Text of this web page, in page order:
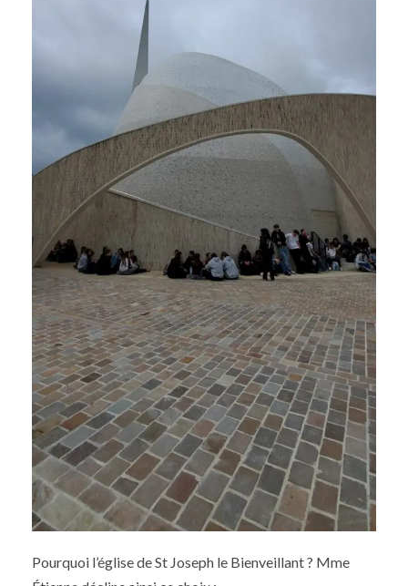
Pourquoi l’église de St Joseph le Bienveillant ? Mme